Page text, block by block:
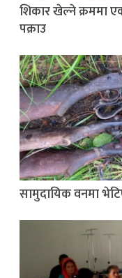
शिकार खेल्ने क्रममा
पक्राउ
सामुदायिक वनमा